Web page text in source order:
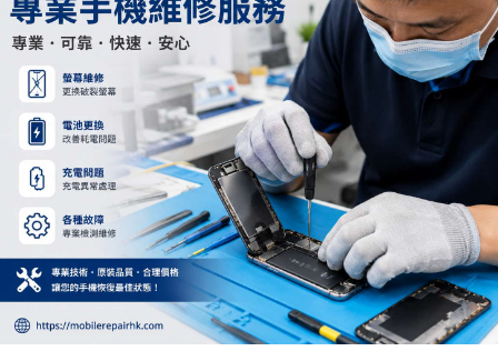
hoảng loạn. Theo dõi sát dòng tiền đổ vào sàn giao dịch tập
trung trong 24 giờ tới.
#12dot29btc #vilanh #tichluydaihan #phienau #btcmempool